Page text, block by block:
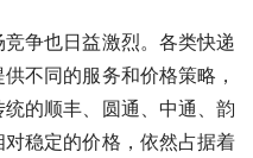
争也日益激烈。各类快递
不同的服务和价格策略，
的顺丰、圆通、中通、韵
稳定的价格，依然占据着